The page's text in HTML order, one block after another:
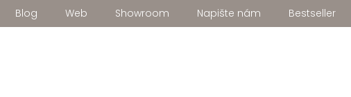
PřejítBlog Web Showroom Napište nám Bestseller